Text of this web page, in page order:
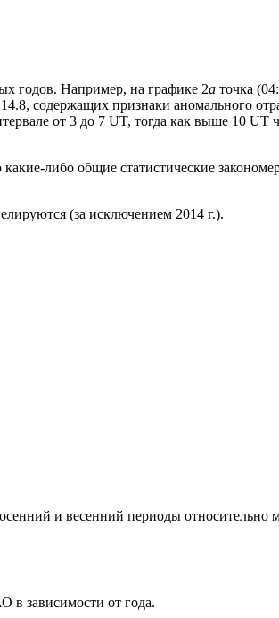
годов. Например, на графике 2а точка
содержащих признаки аномального
от 3 до 7 UT, тогда как выше 10 UT
либо общие статистические
(за исключением 2014 г.).
и весенний периоды относительно
в зависимости от года.